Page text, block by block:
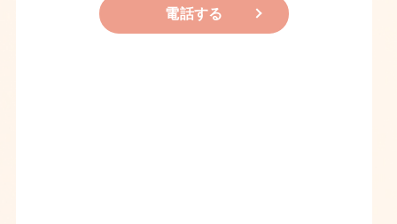
電話する